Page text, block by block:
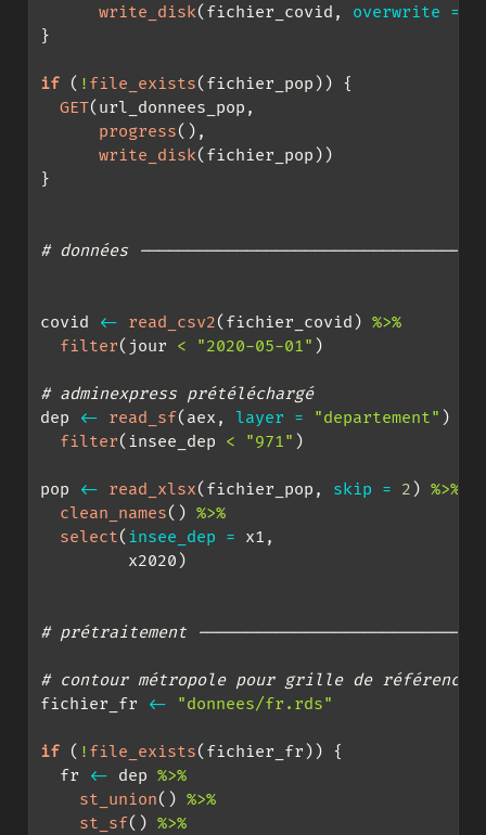
write_disk(fichier_covid, overwrite =
}
if ( ! file_exists(fichier_pop)) {
GET(url_donnees_pop,
progress(),
write_disk(fichier_pop))
}
# données
covid <- read_csv2(fichier_covid) %>%
filter(jour < "2020-05-01" )
# adminexpress prétéléchargé
dep
<- read_sf(aex, layer = "departement" )
filter(insee_dep < "971" )
pop <- read_xlsx(fichier_pop, skip = 2 ) %>%
clean_names() %>%
select( insee_dep = x1,
         x2020)
# prétraitement
# contour métropole pour grille de référence
fichier_fr
<- "donnees/fr.rds"
if ( ! file_exists(fichier_fr)) {
  fr
<- dep %>%
st_union() %>%
st_sf() %>%